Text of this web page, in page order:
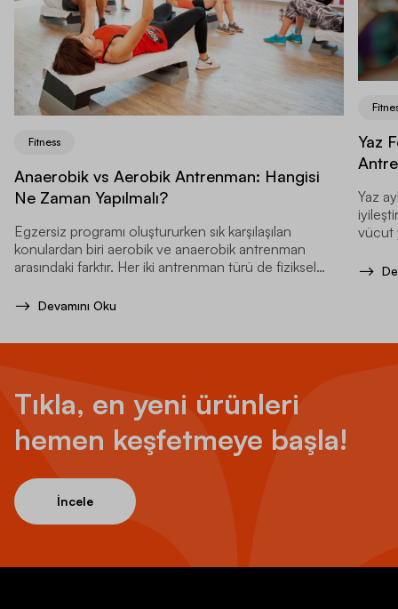
Fitness
Anaerobik vs Aerobik Antrenman: Hangisi
Ne Zaman Yapılmalı?
Egzersiz programı oluştururken sık karşılaşılan
konulardan biri aerobik ve anaerobik antrenman
arasındaki farktır. Her iki antrenman türü de fiziksel
Devamını Oku
Yaz
Yaz
vücut
Tıkla, en yeni ürünleri
hemen keşfetmeye başla!
İncele